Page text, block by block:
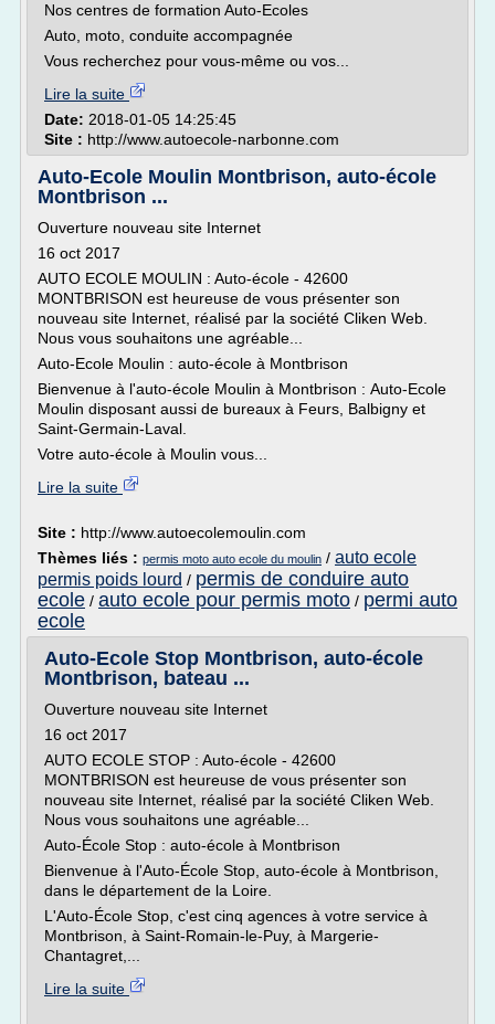
Nos centres de formation Auto-Ecoles
Auto, moto, conduite accompagnée
Vous recherchez pour vous-même ou vos...
Lire la suite
Date: 2018-01-05 14:25:45
Site : http://www.autoecole-narbonne.com
Auto-Ecole Moulin Montbrison, auto-école
Montbrison ...
Ouverture nouveau site Internet
16 oct 2017
AUTO ECOLE MOULIN : Auto-école - 42600
MONTBRISON est heureuse de vous présenter son
nouveau site Internet, réalisé par la société Cliken Web.
Nous vous souhaitons une agréable...
Auto-Ecole Moulin : auto-école à Montbrison
Bienvenue à l'auto-école Moulin à Montbrison : Auto-Ecole
Moulin disposant aussi de bureaux à Feurs, Balbigny et
Saint-Germain-Laval.
Votre auto-école à Moulin vous...
Lire la suite
Site : http://www.autoecolemoulin.com
Thèmes liés : permis moto auto ecole du moulin / auto ecole
permis poids lourd / permis de conduire auto
ecole / auto ecole pour permis moto / permi auto
ecole
Auto-Ecole Stop Montbrison, auto-école
Montbrison, bateau ...
Ouverture nouveau site Internet
16 oct 2017
AUTO ECOLE STOP : Auto-école - 42600
MONTBRISON est heureuse de vous présenter son
nouveau site Internet, réalisé par la société Cliken Web.
Nous vous souhaitons une agréable...
Auto-École Stop : auto-école à Montbrison
Bienvenue à l'Auto-École Stop, auto-école à Montbrison,
dans le département de la Loire.
L'Auto-École Stop, c'est cinq agences à votre service à
Montbrison, à Saint-Romain-le-Puy, à Margerie-
Chantagret,...
Lire la suite